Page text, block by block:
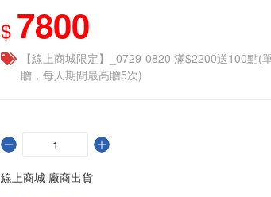
$ 7800
【線上商城限定】_0729-0820 滿$2200送100點(
贈，每人期間最高贈5次)
線上商城 廠商出貨